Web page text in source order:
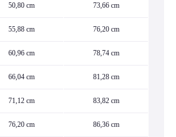
50,80 cm 73,66 cm
55,88 cm 76,20 cm
60,96 cm 78,74 cm
66,04 cm 81,28 cm
71,12 cm 83,82 cm
76,20 cm 86,36 cm